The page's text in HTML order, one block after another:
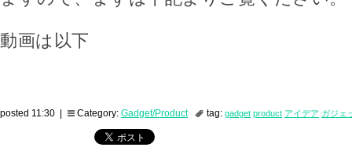
動画は以下
posted 11:30 | Category: Gadget/Product tag: gadget product アイデア ガジェ